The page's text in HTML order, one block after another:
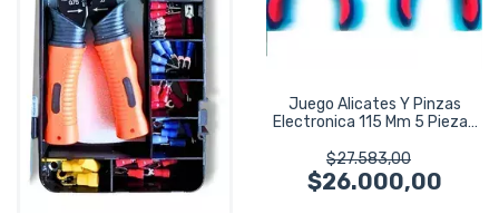
Juego Alicates Y Pinzas
Electronica 115 Mm 5 Piezas
$27.583,00
$26.000,00